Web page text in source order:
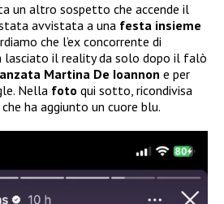
un altro sospetto che accende il
avvistata a una festa insieme
che l’ex concorrente di
lasciato il reality da solo dopo il falò
Martina De Ioannon e per
Nella foto qui sotto, ricondivisa
ha aggiunto un cuore blu.